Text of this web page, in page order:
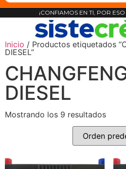
¡CONFIAMOS EN TI, POR
Inicio / Productos etiquetados
DIESEL”
DIESEL
Mostrando los 9 resultados